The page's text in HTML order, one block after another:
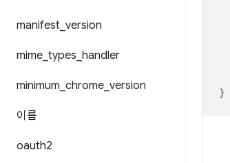
manifest version
mime types handler
minimum chrome version
이름
oauth2
}